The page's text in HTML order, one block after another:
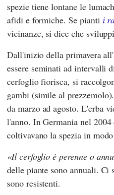
spezie tiene lontane le
afidi e formiche. Se pianti i
vicinanze, si dice che
Dall'inizio della primavera
essere seminati ad intervalli
cerfoglio fiorisca, si
gambi (simile al prezzemolo).
da marzo ad agosto. L'erba
l'anno. In Germania nel
coltivavano la spezia in
Il cerfoglio è perenne o
delle piante sono annuali. Ci
sono resistenti.